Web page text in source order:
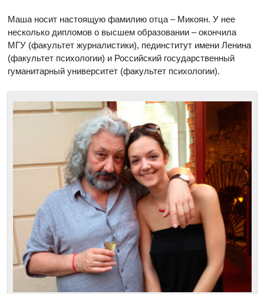
Маша носит настоящую фамилию отца – Микоян. У нее
несколько дипломов о высшем образовании – окончила
МГУ (факультет журналистики), пединститут имени Ленина
(факультет психологии) и Российский государственный
гуманитарный университет (факультет психологии).